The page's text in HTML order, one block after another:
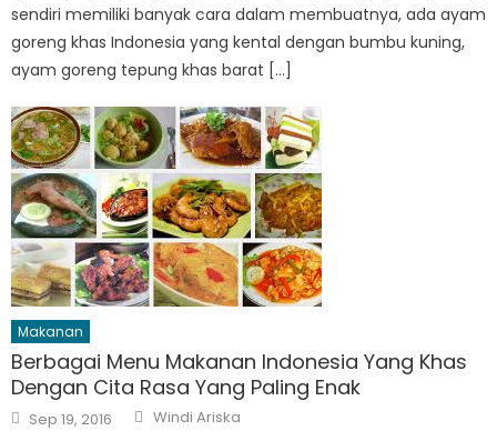
sendiri memiliki banyak cara dalam membuatnya, ada ayam
goreng khas Indonesia yang kental dengan bumbu kuning,
ayam goreng tepung khas barat […]
Makanan
Berbagai Menu Makanan Indonesia Yang Khas
Dengan Cita Rasa Yang Paling Enak
Posted
on
Sep 19, 2016 Author
Windi Ariska